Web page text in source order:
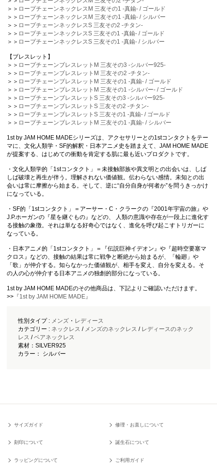
＞＞ ロープチェーンネックレスM 三友その1 -真鍮- / ゴールド
＞＞ ロープチェーンネックレスM 三友その1 -真鍮- / シルバー
＞＞ ロープチェーンネックレスS 三友その2 -チタン-
＞＞ ロープチェーンネックレスS 三友その1 -真鍮- / ゴールド
＞＞ ロープチェーンネックレスS 三友その1 -真鍮- / シルバー
【ブレスレット】
＞＞ ロープチェーンブレスレットM 三友その3 -シルバー925-
＞＞ ロープチェーンブレスレットM 三友その2 -チタン-
＞＞ ロープチェーンブレスレットM 三友その1 -真鍮- / ゴールド
＞＞ ロープチェーンブレスレットM 三友その1 -シルバー- / ゴールド
＞＞ ロープチェーンブレスレットS 三友その3 -シルバー925-
＞＞ ロープチェーンブレスレットS 三友その2 -チタン-
＞＞ ロープチェーンブレスレットS 三友その1 -真鍮- / ゴールド
＞＞ ロープチェーンブレスレットM 三友その1 -真鍮- / シルバー
1st by JAM HOME MADEシリーズは、アクセサリーとの1stコンタクトをテー
マに、文化人類学・SF的解釈・日本アニメ史を踏まえて、JAM HOME MADE
が提案する、はじめての衝動を肯定する肌に最も近いプロダクトです。
・文化人類学的「1stコンタクト」＝未接触部族や異文明との出会いは、しば
しば破壊と再生が伴う。理解されない価値観。伝わらない感情。未知との出
会いは常に摩擦から始まる。そして、逆に“自分自身が何者か”を問うきっかけ
になっている。
・SF的「1stコンタクト」＝アーサー・C・クラークの『2001年宇宙の旅』や
J.P.ホーガンの『星を継ぐもの』などの、 人類の意識や存在が一段上に進化す
る接触の象徴。それは単なる好奇心ではなく、進化を呼び起こすトリガーに
なっている。
・日本アニメ的「1stコンタクト」＝『伝説巨神イデオン』や『超時空要塞マ
クロス』などの、接触の結果は常に戦争と断絶から始まるが、「輪廻」や
「歌」が仲介する。知らなかった価値観が、相手を変え、自分を変える。そ
の人の心が仲介する日本アニメの独創的部分になっている。
1st by JAM HOME MADEのその他商品は、下記よりご確認いただけます。
>> 『1st by JAM HOME MADE』
性別タイプ : メンズ・ レディース
カテゴリー : ネックレス / メンズのネックレス / レディースのネック
レス /ペアネックレス
素材：SILVER925
カラー： シルバー
サイズガイド 修理・お直しについて
刻印について 誕生石について
ラッピングについて ご利用ガイド